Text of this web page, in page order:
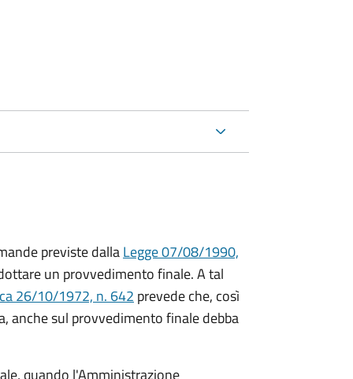
previste dallaLegge 07/08/1990,
un provvedimento finale. A tal
26/10/1972, n. 642 prevede che, così
anche sul provvedimento finale debba
quando l'Amministrazione